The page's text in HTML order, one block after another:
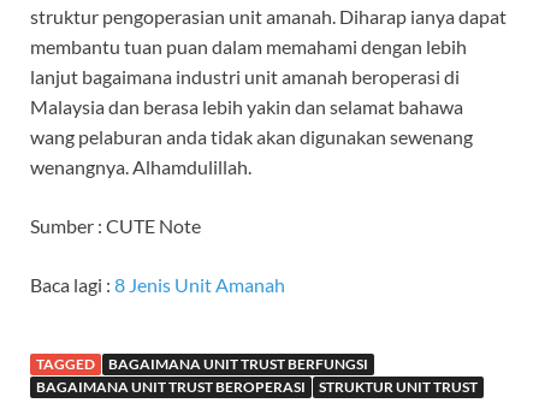
struktur pengoperasian unit amanah. Diharap ianya dapat
membantu tuan puan dalam memahami dengan lebih
lanjut bagaimana industri unit amanah beroperasi di
Malaysia dan berasa lebih yakin dan selamat bahawa
wang pelaburan anda tidak akan digunakan sewenang
wenangnya. Alhamdulillah.
Sumber : CUTE Note
Baca lagi : 8 Jenis Unit Amanah
TAGGED
BAGAIMANA UNIT TRUST BERFUNGSI
BAGAIMANA UNIT TRUST BEROPERASI
STRUKTUR UNIT TRUST